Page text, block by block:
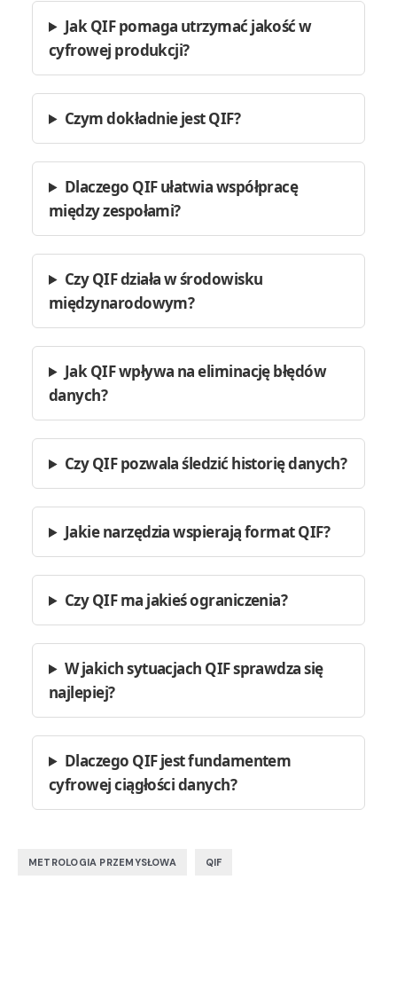
Jak QIF pomaga utrzymać jakość w
cyfrowej produkcji?
Czym dokładnie jest QIF?
Dlaczego QIF ułatwia współpracę
między zespołami?
Czy QIF działa w środowisku
międzynarodowym?
Jak QIF wpływa na eliminację błędów
danych?
Czy QIF pozwala śledzić historię danych?
Jakie narzędzia wspierają format QIF?
Czy QIF ma jakieś ograniczenia?
W jakich sytuacjach QIF sprawdza się
najlepiej?
Dlaczego QIF jest fundamentem
cyfrowej ciągłości danych?
METROLOGIA PRZEMYSŁOWA QIF